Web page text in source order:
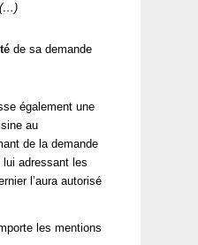
(…)
de sa demande
également une
au
de la demande
adressant les
l’aura autorisé
les mentions